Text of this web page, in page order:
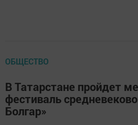
ОБЩЕСТВО
В Татарстане пройдет
фестиваль
Болгар»